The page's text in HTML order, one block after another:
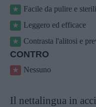
Facile da pulire e
Leggero ed efficace
Contrasta l'alitosi e
CONTRO
Nessuno
Il nettalingua in